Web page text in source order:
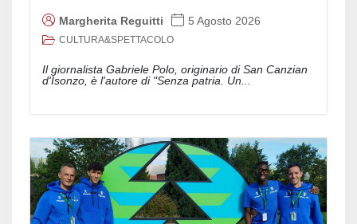
Margherita Reguitti 5 Agosto 2026
CULTURA&SPETTACOLO
Il giornalista Gabriele Polo, originario di San Canzian
d'Isonzo, è l'autore di "Senza patria. Un...